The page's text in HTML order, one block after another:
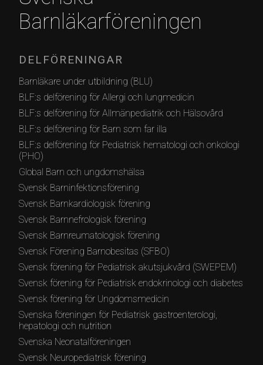
Barnläkarföreningen
DELFÖRENINGAR
Barnläkare under utbildning (BLU)
BLF:s delförening för Allergi och lungmedicin
BLF:s delförening för Allmänpediatrik och Hälsovård
BLF:s delförening för Barn som far illa
BLF:s delförening för Pediatrisk hematologi och onkologi
(PHO)
Global Barn och ungdomshälsa
Svensk Barninfektionsförening
Svensk Barnkardiologisk förening
Svensk Barnnefrologisk förening
Svensk Barnreumatologisk förening
Svensk Förening Barnobesitas (SFBO)
Svensk förening för Pediatrisk akutsjukvård (SWEPEM)
Svensk förening för Pediatrisk endokrinologi och diabetes
Svensk förening för Ungdomsmedicin
Svenska föreningen för Pediatrisk gastroenterologi,
hepatologi och nutrition
Svenska Neonatalföreningen
Svensk Neuropediatrisk förening